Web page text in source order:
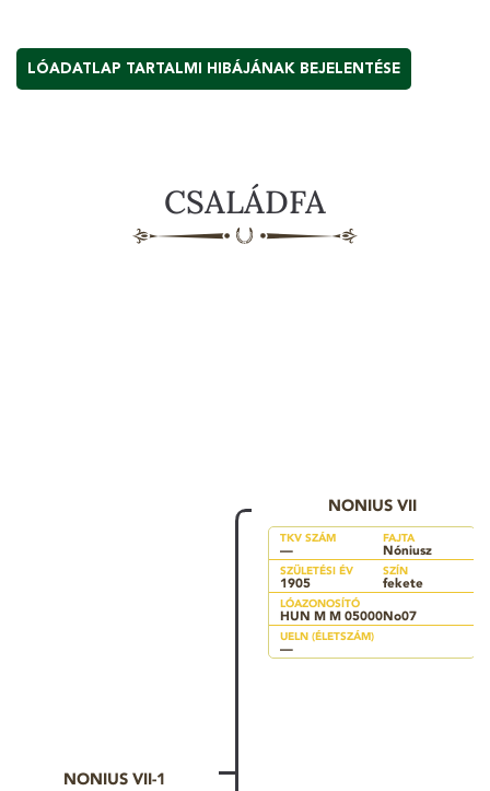
LÓADATLAP TARTALMI HIBÁJÁNAK BEJELENTÉSE
CSALÁDFA
NONIUS VII-1
NONIUS VII
TKV SZÁM
—
FAJTA
Nóniusz
SZÜLETÉSI ÉV
1905
SZÍN
fekete
LÓAZONOSÍTÓ
HUN M M 05000No07
UELN (ÉLETSZÁM)
—